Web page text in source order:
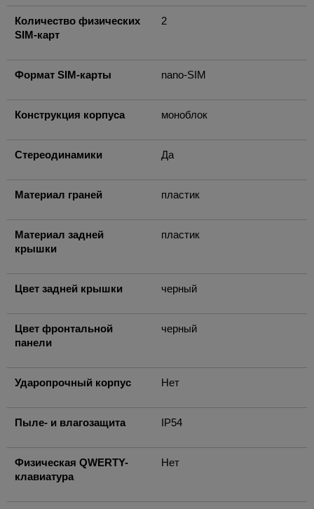
Количество физических
SIM-карт
2
Формат SIM-карты nano-SIM
Конструкция корпуса моноблок
Стереодинамики Да
Материал граней пластик
Материал задней
крышки
пластик
Цвет задней крышки черный
Цвет фронтальной
панели
черный
Ударопрочный корпус Нет
Пыле- и влагозащита IP54
Физическая QWERTY-
клавиатура
Нет